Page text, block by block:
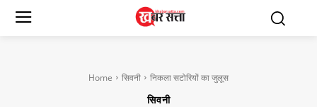
Home सिवनी निकला सटोरियों का जुलूस
सिवनी